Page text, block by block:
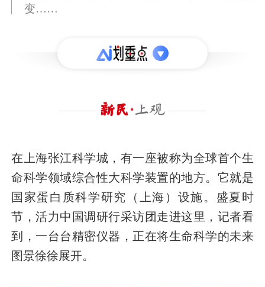
变……
在上海张江科学城，有一座被称为全球首个生
命科学领域综合性大科学装置的地方。它就是
国家蛋白质科学研究（上海）设施。盛夏时
节，活力中国调研行采访团走进这里，记者看
到，一台台精密仪器，正在将生命科学的未来
图景徐徐展开。